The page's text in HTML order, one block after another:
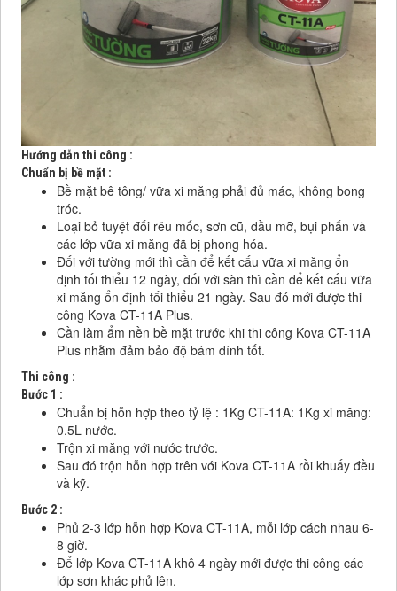
Hướng dẫn thi công :
Chuẩn bị bề mặt :
Bề mặt bê tông/ vữa xi măng phải đủ mác, không bong
tróc.
Loại bỏ tuyệt đối rêu mốc, sơn cũ, dầu mỡ, bụi phấn và
các lớp vữa xi măng đã bị phong hóa.
Đối với tường mới thì cần để kết cấu vữa xi măng ổn
định tối thiểu 12 ngày, đối với sàn thì cần để kết cấu vữa
xi măng ổn định tối thiểu 21 ngày. Sau đó mới được thi
công Kova CT-11A Plus.
Cần làm ẩm nền bề mặt trước khi thi công Kova CT-11A
Plus nhằm đảm bảo độ bám dính tốt.
Thi công :
Bước 1 :
Chuẩn bị hỗn hợp theo tỷ lệ : 1Kg CT-11A: 1Kg xi măng:
0.5L nước.
Trộn xi măng với nước trước.
Sau đó trộn hỗn hợp trên với Kova CT-11A rồi khuấy đều
và kỹ.
Bước 2 :
Phủ 2-3 lớp hỗn hợp Kova CT-11A, mỗi lớp cách nhau 6-
8 giờ.
Để lớp Kova CT-11A khô 4 ngày mới được thi công các
lớp sơn khác phủ lên.